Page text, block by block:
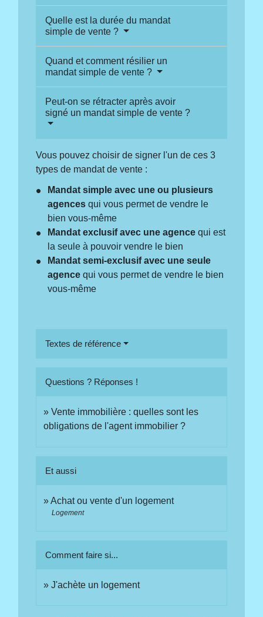
Quelle est la durée du mandat
simple de vente ?
Quand et comment résilier un
mandat simple de vente ?
Peut-on se rétracter après avoir
signé un mandat simple de vente ?
Vous pouvez choisir de signer l'un de ces 3
types de mandat de vente :
Mandat simple avec une ou plusieurs
agences qui vous permet de vendre le
bien vous-même
Mandat exclusif avec une agence qui est
la seule à pouvoir vendre le bien
Mandat semi-exclusif avec une seule
agence qui vous permet de vendre le bien
vous-même
Textes de référence
Questions ? Réponses !
Vente immobilière : quelles sont les
obligations de l'agent immobilier ?
Et aussi
Achat ou vente d'un logement
Logement
Comment faire si...
J'achète un logement